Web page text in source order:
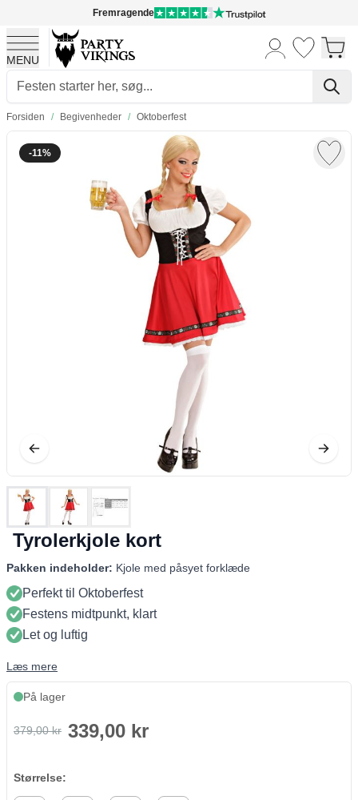
Fremragende
MENU
Skip to Content
Forsiden / Begivenheder / Oktoberfest
-11%
Tyrolerkjole kort
Pakken indeholder: Kjole med påsyet forklæde
Perfekt til Oktoberfest
Festens midtpunkt, klart
Let og luftig
Læs mere
På lager
379,00 kr 339,00 kr
Størrelse: